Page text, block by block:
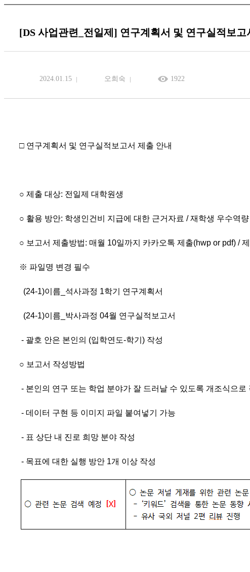
[DS 사업관련_전일제] 연구계획서 및 연구실적보고
2024.01.15 오희숙 1922
□ 연구계획서 및 연구실적보고서 제출 안내
○ 제출 대상: 전일제 대학원생
○ 활용 방안: 학생인건비 지급에 대한 근거자료 / 재학생 우수역
○ 보고서 제출방법: 매월 10일까지 카카오톡 제출(hwp or pdf) /
※ 파일명 변경 필수
(24-1)이름_석사과정 1학기 연구계획서
(24-1)이름_박사과정 04월 연구실적보고서
- 괄호 안은 본인의 (입학연도-학기) 작성
○ 보고서 작성방법
- 본인의 연구 또는 학업 분야가 잘 드러날 수 있도록 개조식으로
- 데이터 구현 등 이미지 파일 붙여넣기 가능
- 표 상단 내 진로 희망 분야 작성
- 목표에 대한 실행 방안 1개 이상 작성